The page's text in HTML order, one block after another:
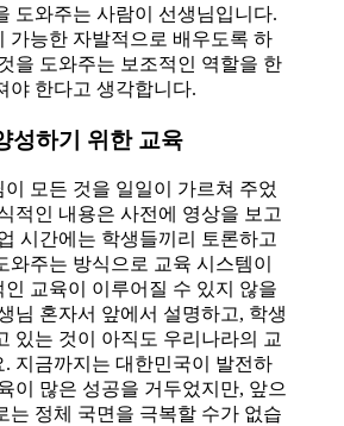
도와주는 사람이 선생님입니다.
가능한 자발적으로 배우도록 하
을 도와주는 보조적인 역할을 한
야 한다고 생각합니다.
성하기 위한 교육
모든 것을 일일이 가르쳐 주었
적인 내용은 사전에 영상을 보고
시간에는 학생들끼리 토론하고
와주는 방식으로 교육 시스템이
교육이 이루어질 수 있지 않을
님 혼자서 앞에서 설명하고, 학생
있는 것이 아직도 우리나라의 교
. 지금까지는 대한민국이 발전하
이 많은 성공을 거두었지만, 앞으
는 정체 국면을 극복할 수가 없습